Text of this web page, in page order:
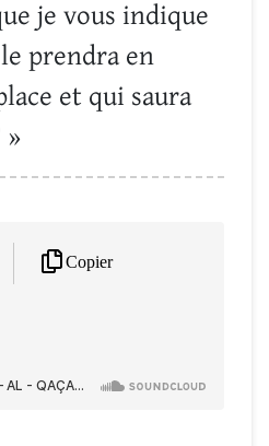
je vous indique
prendra en
et qui saura
»
Copier